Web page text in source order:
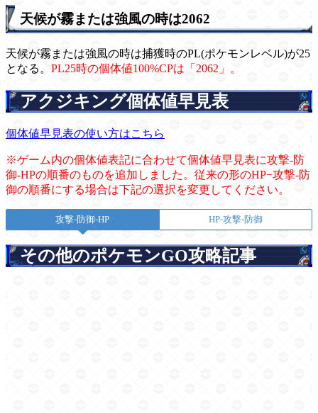
天候が霧または強風の時は2062
天候が霧または強風の時は捕獲時のPL(ポケモンレベル)が25
となる。 PL25時の個体値100%CPは「2062」。
アクジキング個体値早見表
個体値早見表の使い方はこちら
※ゲーム内の個体値表記に合わせて個体値早見表に攻撃-防
御-HPの順番のものを追加しました。従来の形のHP−攻撃-防
御の順番にする場合は下記の選択を変更してください。
攻撃-防御-HP HP-攻撃-防御
その他のポケモンGO攻略記事